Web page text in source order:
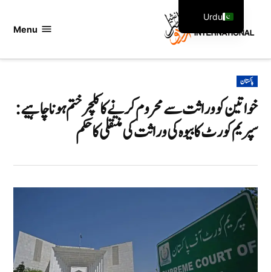
Menu
POSTED
IN
پاکستان
خواتین کو وراثت سے محروم کرنے کا کلچر ختم ہونا چاہیے:
سپریم کورٹ کا بیوہ کی وراثت کی منتقلی کا حکم
Urdu
English